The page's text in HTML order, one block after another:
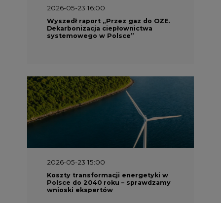
2026-05-23 16:00
Wyszedł raport „Przez gaz do OZE.
Dekarbonizacja ciepłownictwa
systemowego w Polsce”
2026-05-23 15:00
Koszty transformacji energetyki w
Polsce do 2040 roku – sprawdzamy
wnioski ekspertów